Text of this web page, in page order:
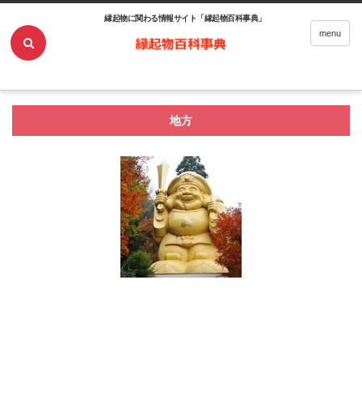
縁起物に関わる情報サイト「縁起物百科事典」
menu
地方